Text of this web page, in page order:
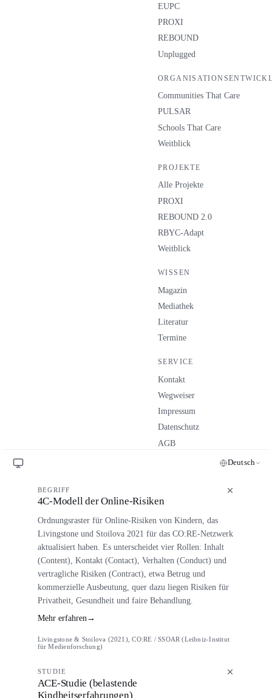
EUPC
PROXI
REBOUND
Unplugged
Communities That Care
PULSAR
Schools That Care
Weitblick
PROJEKTE
Alle Projekte
PROXI
REBOUND 2.0
RBYC-Adapt
Weitblick
WISSEN
Magazin
Mediathek
Literatur
Termine
SERVICE
Kontakt
Wegweiser
Impressum
Datenschutz
AGB
Deutsch
BEGRIFF
4C-Modell der Online-Risiken
Ordnungsraster für Online-Risiken von Kindern, das
Livingstone und Stoilova 2021 für das CO:RE-Netzwerk
aktualisiert haben. Es unterscheidet vier Rollen: Inhalt
(Content), Kontakt (Contact), Verhalten (Conduct) und
vertragliche Risiken (Contract), etwa Betrug und
kommerzielle Ausbeutung, quer dazu liegen Risiken für
Privatheit, Gesundheit und faire Behandlung.
Mehr erfahren →
Livingstone & Stoilova (2021), CO:RE / SSOAR (Leibniz-Institut
für Medienforschung)
STUDIE
ACE-Studie (belastende
Kindheitserfahrungen)